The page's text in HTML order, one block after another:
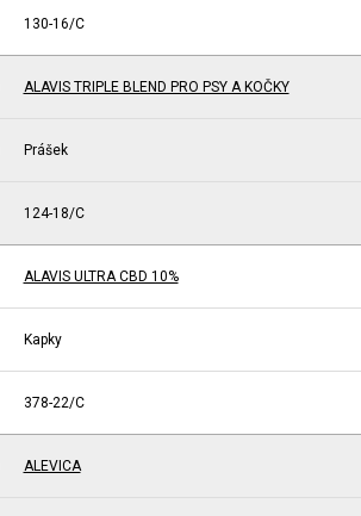
130-16/C
ALAVIS TRIPLE BLEND PRO PSY A KOČKY
Prášek
124-18/C
ALAVIS ULTRA CBD 10%
Kapky
378-22/C
ALEVICA